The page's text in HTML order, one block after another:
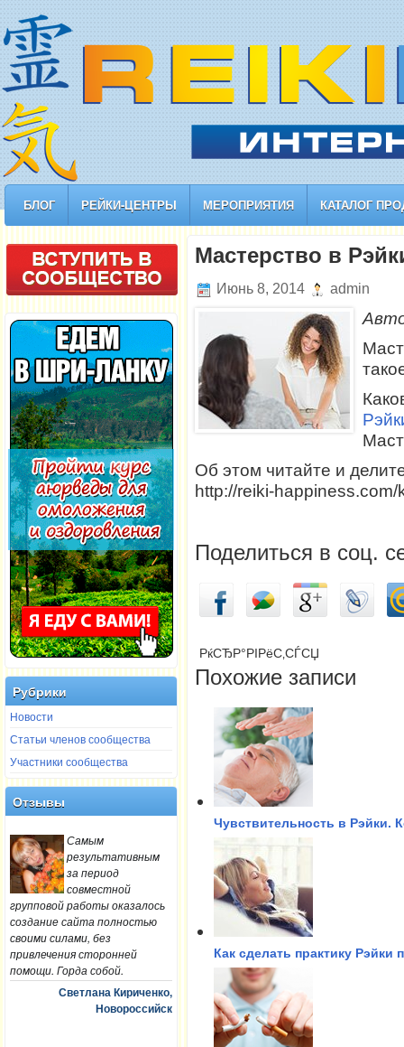
БЛОГ РЕЙКИ-ЦЕНТРЫ МЕРОПРИЯТИЯ КАТАЛОГ
Рубрики
Новости
Статьи членов сообщества
Участники сообщества
Отзывы
Самым
результативным
за период
совместной
групповой работы оказалось
создание сайта полностью
своими силами, без
привлечения сторонней
помощи. Горда собой.
Светлана Кириченко,
Новороссийск
Мастерство в
Июнь 8, 2014 admin
Об этом читайте и
http://reiki-
Поделиться в соц.
РќСЂР°РІРёС‚СЃСЏ
Похожие записи
Чувствительность в Рэйки.
Как сделать практику Рэйки